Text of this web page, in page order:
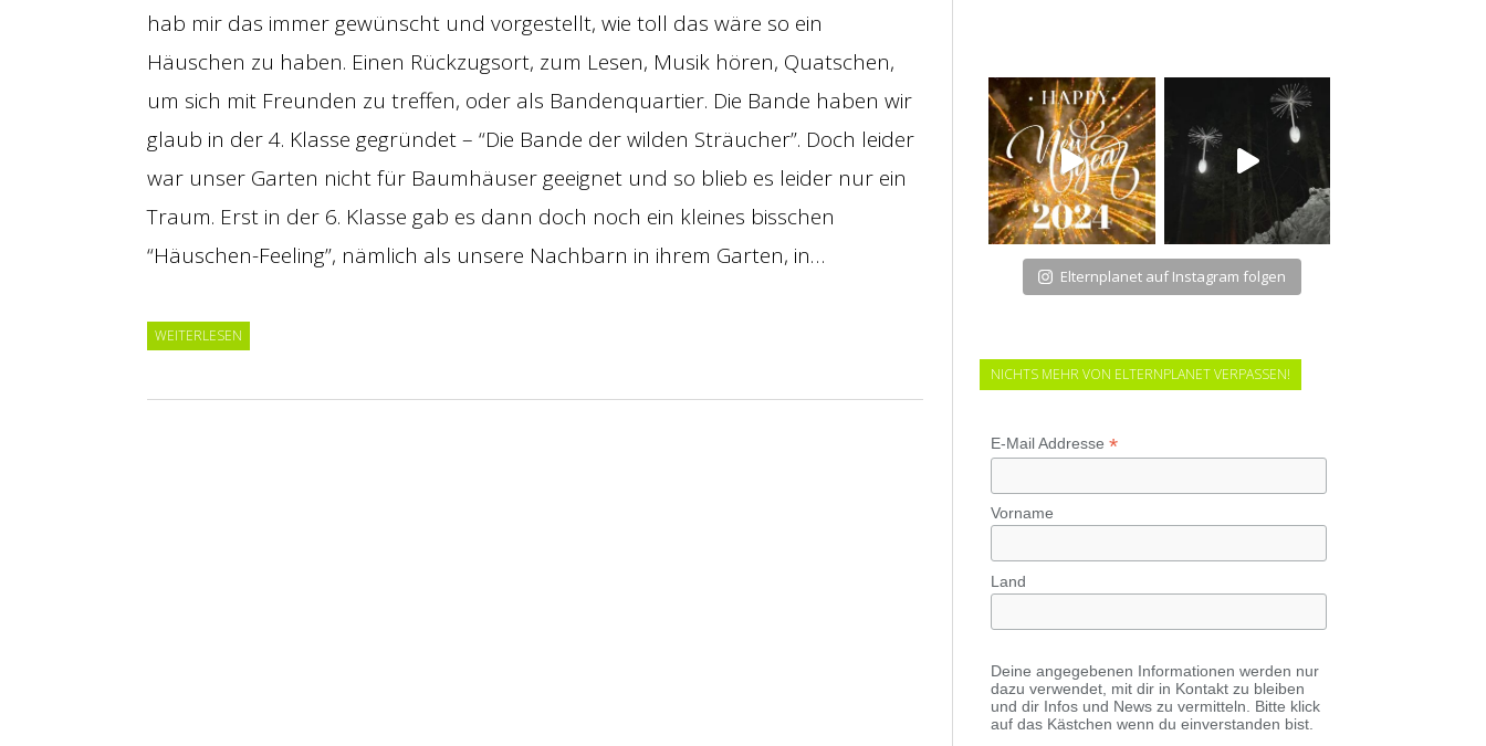
hab mir das immer gewünscht und vorgestellt, wie toll das wäre so ein
Häuschen zu haben. Einen Rückzugsort, zum Lesen, Musik hören, Quatschen,
um sich mit Freunden zu treffen, oder als Bandenquartier. Die Bande haben wir
glaub in der 4. Klasse gegründet – “Die Bande der wilden Sträucher”. Doch leider
war unser Garten nicht für Baumhäuser geeignet und so blieb es leider nur ein
Traum. Erst in der 6. Klasse gab es dann doch noch ein kleines bisschen
“Häuschen-Feeling”, nämlich als unsere Nachbarn in ihrem Garten, in…
WEITERLESEN
Elternplanet auf Instagram folgen
NICHTS MEHR VON ELTERNPLANET VERPASSEN!
E-Mail Addresse *
Vorname
Land
Deine angegebenen Informationen werden nur
dazu verwendet, mit dir in Kontakt zu bleiben
und dir Infos und News zu vermitteln. Bitte klick
auf das Kästchen wenn du einverstanden bist.